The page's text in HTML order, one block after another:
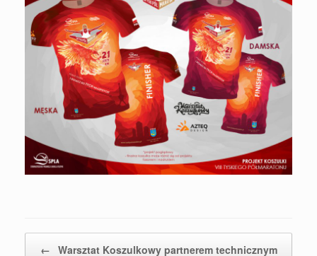
← Warsztat Koszulkowy partnerem technicznym